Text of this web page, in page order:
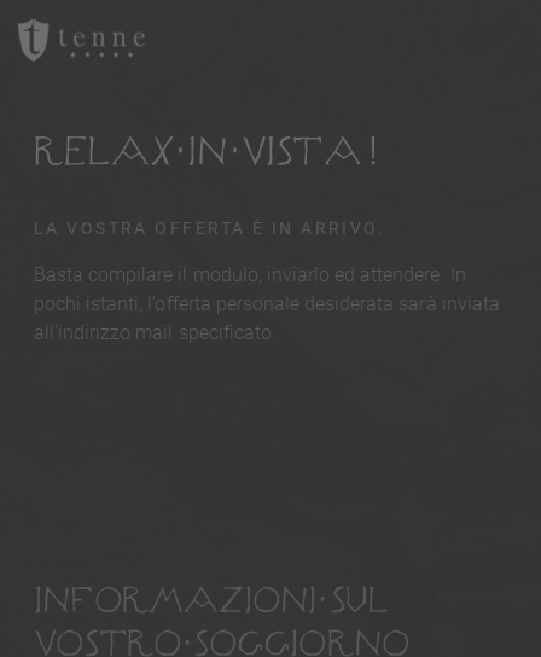
RELAX IN VISTA!
LA VOSTRA OFFERTA È IN ARRIVO.
Basta compilare il modulo, inviarlo ed attendere. In
pochi istanti, l’offerta personale desiderata sarà inviata
all’indirizzo mail specificato.
INFORMAZIONI SUL
VOSTRO SOGGIORNO